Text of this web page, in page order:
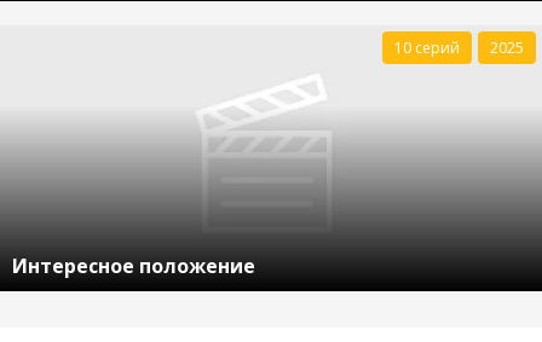
Интересное положение
10 серий 2025